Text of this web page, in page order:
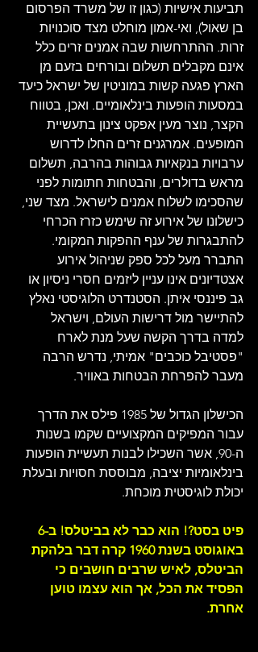
תביעות אישיות (כגון זו של משרד הפרסום
בן שאול), ואי-אמון מוחלט מצד סוכנויות
זרות. ההתרחשות שבה אמנים זרים כלל
אינם מקבלים תשלום ובורחים בזעם מן
הארץ פגעה קשות במוניטין של ישראל כיעד
במסעות הופעות בינלאומיים. ואכן, בטווח
הקצר, נוצר מעין אפקט צינון בתעשיית
המופעים. אמרגנים זרים החלו לדרוש
ערבויות בנקאיות גבוהות בהרבה, תשלום
מראש בדולרים, והבטחות חתומות לפני
שהסכימו לשלוח אמנים לישראל. מצד שני,
כישלונו של אירוע זה שימש כזרז הכרחי
להתבגרות של ענף ההפקות המקומי.
התברר מעל לכל ספק שניהול אירוע
אצטדיונים אינו עניין ליזמים חסרי ניסיון או
גב פיננסי איתן. הסטנדרט הלוגיסטי נאלץ
להתיישר מול דרישות העולם, וישראל
למדה בדרך הקשה שעל מנת לארח
"פסטיבל כוכבים" אמיתי, נדרש הרבה
מעבר להפרחת הבטחות באוויר.
הכישלון הגדול של 1985 פילס את הדרך
עבור המפיקים המקצועיים שקמו בשנות
ה-90, אשר השכילו לבנות תעשיית הופעות
בינלאומיות יציבה, מבוססת חסויות ובעלת
יכולת לוגיסטית מוכחת.
באוגוסט בשנת 1960 קרה דבר בלהקת
הביטלס, לאיש שרבים חושבים כי
הפסיד את הכל, אך הוא עצמו טוען
אחרת.